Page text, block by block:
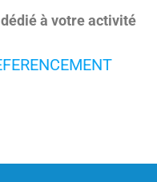
à votre activité